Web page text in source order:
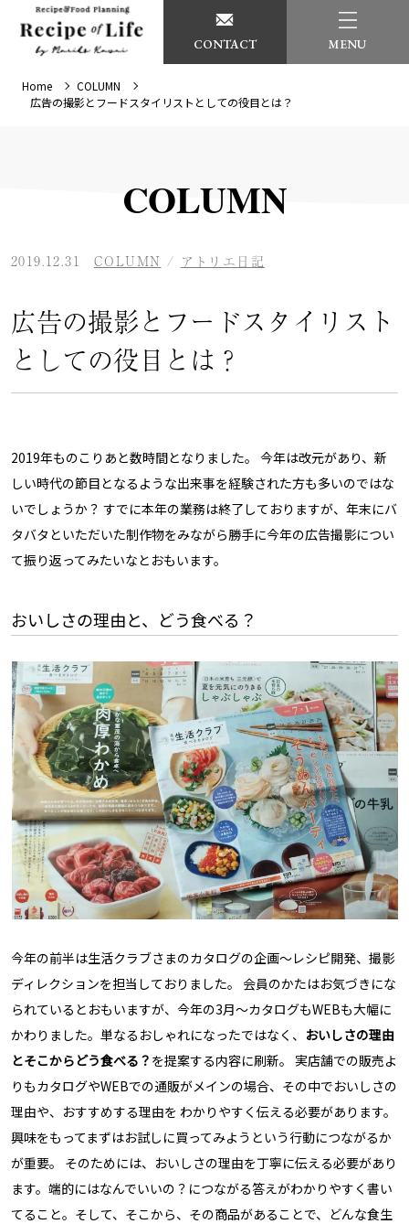
CONTACT MENU
Home
COLUMN
広告の撮影とフードスタイリストとしての役目とは？
COLUMN
2019.12.31 COLUMN / アトリエ日記
広告の撮影とフードスタイリスト
としての役目とは？
2019年ものこりあと数時間となりました。 今年は改元があり、新
しい時代の節目となるような出来事を経験された方も多いのではな
いでしょうか？ すでに本年の業務は終了しておりますが、年末にバ
タバタといただいた制作物をみながら勝手に今年の広告撮影につい
て振り返ってみたいなとおもいます。
おいしさの理由と、どう食べる？
今年の前半は生活クラブさまのカタログの企画〜レシピ開発、撮影
ディレクションを担当しておりました。 会員のかたはお気づきにな
られているとおもいますが、今年の3月〜カタログもWEBも大幅に
かわりました。単なるおしゃれになったではなく、 おいしさの理由
とそこからどう食べる？ を提案する内容に刷新。 実店舗での販売よ
りもカタログやWEBでの通販がメインの場合、その中でおいしさの
理由や、おすすめする理由を わかりやすく伝える必要があります。
興味をもってまずはお試しに買ってみようという行動につながるか
が重要。 そのためには、おいしさの理由を丁寧に伝える必要があり
ます。端的にはなんでいいの？につながる答えがわかりやすく書い
てること。そして、そこから、その商品があることで、どんな食生